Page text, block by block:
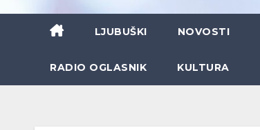
LJUBUŠKI NOVOSTI
RADIO OGLASNIK KULTURA